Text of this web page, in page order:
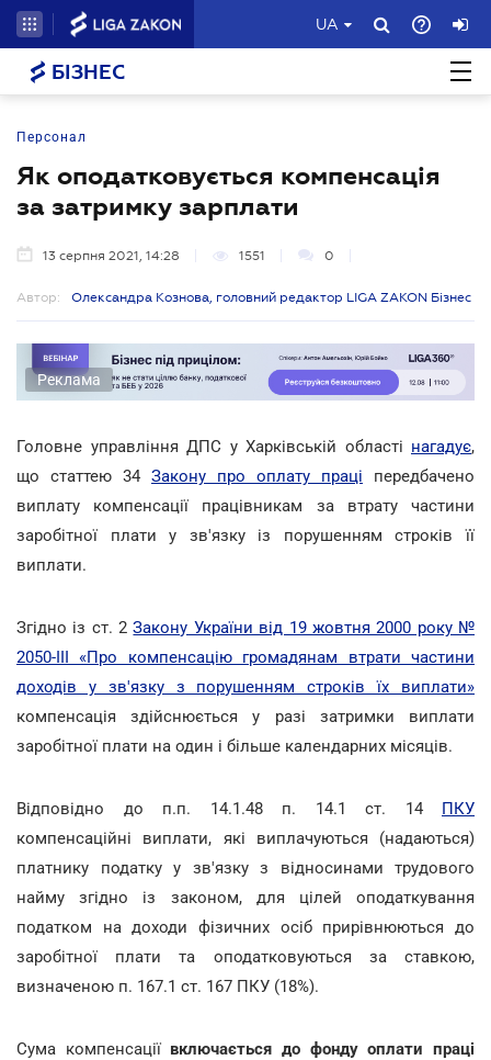
UA
БІЗНЕС
Персонал
Як оподатковується компенсація
за затримку зарплати
13 серпня 2021, 14:28 1551 0
Автор: Олександра Кознова, головний редактор LIGA ZAKON Бізнес
Реклама
Головне управління ДПС у Харківській області нагадує,
що статтею 34 Закону про оплату праці передбачено
виплату компенсації працівникам за втрату частини
заробітної плати у зв'язку із порушенням строків її
виплати.
Згідно із ст. 2Закону України від 19 жовтня 2000 року №
2050-III «Про компенсацію громадянам втрати частини
доходів у зв'язку з порушенням строків їх виплати»
компенсація здійснюється у разі затримки виплати
заробітної плати на один і більше календарних місяців.
Відповідно до п.п. 14.1.48 п. 14.1 ст. 14 ПКУ
компенсаційні виплати, які виплачуються (надаються)
платнику податку у зв'язку з відносинами трудового
найму згідно із законом, для цілей оподаткування
податком на доходи фізичних осіб прирівнюються до
заробітної плати та оподатковуються за ставкою,
визначеною п. 167.1 ст. 167 ПКУ (18%).
Сума компенсації включається до фонду оплати праці